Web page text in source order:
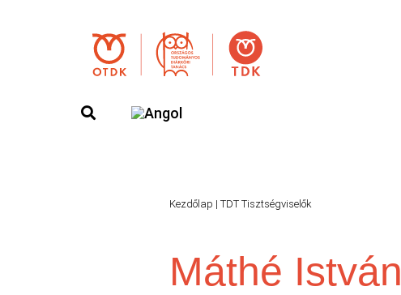
Kezdőlap | TDT Tisztségviselők
Máthé István